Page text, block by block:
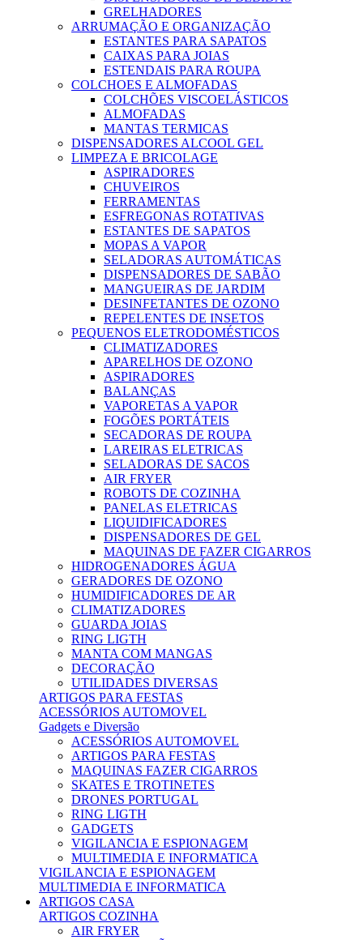
GRELHADORES
ARRUMAÇÃO E ORGANIZAÇÃO
ESTANTES PARA SAPATOS
CAIXAS PARA JOIAS
ESTENDAIS PARA ROUPA
COLCHOES E ALMOFADAS
COLCHÕES VISCOELÁSTICOS
ALMOFADAS
MANTAS TERMICAS
DISPENSADORES ALCOOL GEL
LIMPEZA E BRICOLAGE
ASPIRADORES
CHUVEIROS
FERRAMENTAS
ESFREGONAS ROTATIVAS
ESTANTES DE SAPATOS
MOPAS A VAPOR
SELADORAS AUTOMÁTICAS
DISPENSADORES DE SABÃO
MANGUEIRAS DE JARDIM
DESINFETANTES DE OZONO
REPELENTES DE INSETOS
PEQUENOS ELETRODOMÉSTICOS
CLIMATIZADORES
APARELHOS DE OZONO
ASPIRADORES
BALANÇAS
VAPORETAS A VAPOR
FOGÕES PORTÁTEIS
SECADORAS DE ROUPA
LAREIRAS ELETRICAS
SELADORAS DE SACOS
AIR FRYER
ROBOTS DE COZINHA
PANELAS ELETRICAS
LIQUIDIFICADORES
DISPENSADORES DE GEL
MAQUINAS DE FAZER CIGARROS
HIDROGENADORES ÁGUA
GERADORES DE OZONO
HUMIDIFICADORES DE AR
CLIMATIZADORES
GUARDA JOIAS
RING LIGTH
MANTA COM MANGAS
DECORAÇÃO
UTILIDADES DIVERSAS
ARTIGOS PARA FESTAS
ACESSÓRIOS AUTOMOVEL
Gadgets e Diversão
ACESSÓRIOS AUTOMOVEL
ARTIGOS PARA FESTAS
MAQUINAS FAZER CIGARROS
SKATES E TROTINETES
DRONES PORTUGAL
RING LIGTH
GADGETS
VIGILANCIA E ESPIONAGEM
MULTIMEDIA E INFORMATICA
VIGILANCIA E ESPIONAGEM
MULTIMEDIA E INFORMATICA
ARTIGOS CASA
ARTIGOS COZINHA
AIR FRYER